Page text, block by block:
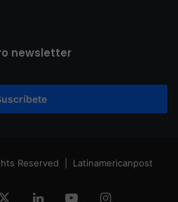
newsletter
Reserved | Latinamericanpost
LinkedInYouTubeInstagram